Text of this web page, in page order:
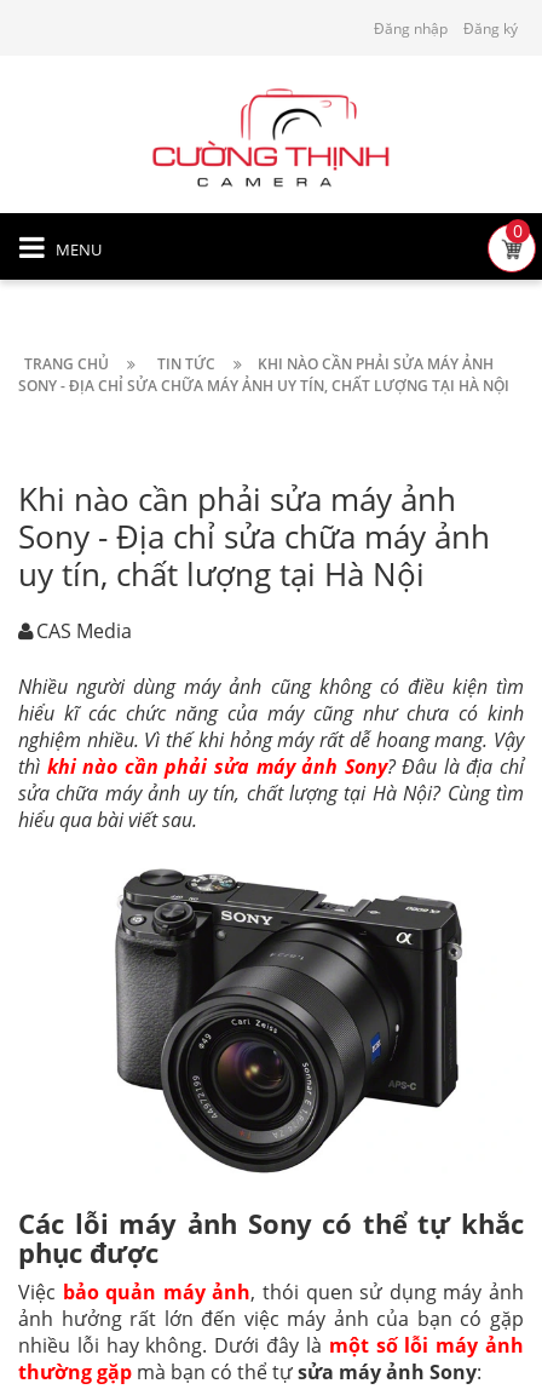
Đăng nhập Đăng ký
MENU
0
TRANG CHỦ TIN TỨC
KHI NÀO CẦN PHẢI SỬA MÁY ẢNH
SONY - ĐỊA CHỈ SỬA CHỮA MÁY ẢNH UY TÍN, CHẤT LƯỢNG TẠI HÀ NỘI
Khi nào cần phải sửa máy ảnh
Sony - Địa chỉ sửa chữa máy ảnh
uy tín, chất lượng tại Hà Nội
CAS Media
Nhiều người dùng máy ảnh cũng không có điều kiện tìm
hiểu kĩ các chức năng của máy cũng như chưa có kinh
nghiệm nhiều. Vì thế khi hỏng máy rất dễ hoang mang. Vậy
thì khi nào cần phải sửa máy ảnh Sony? Đâu là địa chỉ
sửa chữa máy ảnh uy tín, chất lượng tại Hà Nội? Cùng tìm
hiểu qua bài viết sau.
Các lỗi máy ảnh Sony có thể tự khắc
phục được
Việc bảo quản máy ảnh, thói quen sử dụng máy ảnh
ảnh hưởng rất lớn đến việc máy ảnh của bạn có gặp
nhiều lỗi hay không. Dưới đây là một số lỗi máy ảnh
thường gặp mà bạn có thể tựsửa máy ảnh Sony: